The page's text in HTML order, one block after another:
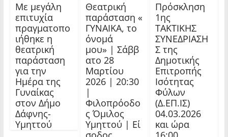
Με μεγάλη
επιτυχία
πραγματοπο
ιήθηκε η
θεατρική
παράσταση
για την
Ημέρα της
Γυναίκας
στον Δήμο
Δάφνης-
Υμηττού
Θεατρική
παράσταση «
ΓΥΝΑΙΚΑ, το
όνομά
μου» | Σάββ
ατο 28
Μαρτίου
2026 | 20:30
|
Φιλοπρόοδο
ς Όμιλος
Υμηττού | Εί
Πρόσκληση
1ης
TAKTIKHΣ
ΣΥΝΕΔΡΙΑΣΗ
Σ της
Δημοτικής
Επιτροπής
Ισότητας
Φύλων
(Δ.ΕΠ.ΙΣ)
04.03.2026
και ώρα